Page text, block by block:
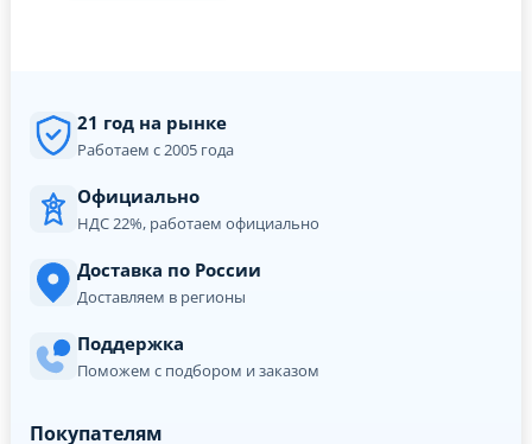
21 год на рынке
Работаем с 2005 года
Официально
НДС 22%, работаем официально
Доставка по России
Доставляем в регионы
Поддержка
Поможем с подбором и заказом
Покупателям